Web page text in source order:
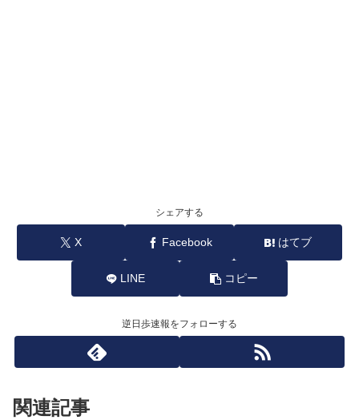
シェアする
X Facebook はてブ
LINE コピー
逆日歩速報をフォローする
関連記事